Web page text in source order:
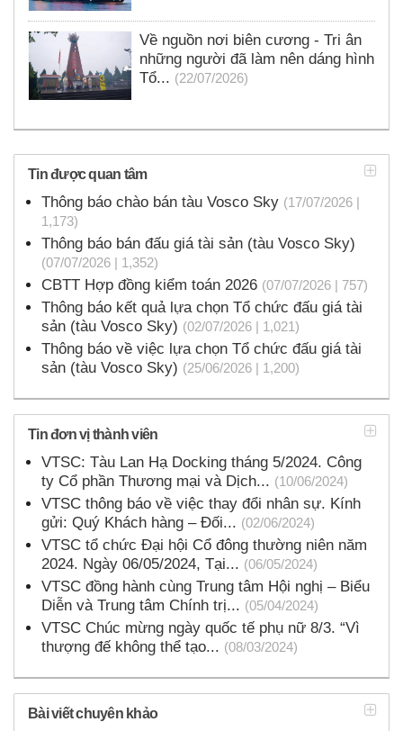
Về nguồn nơi biên cương - Tri ân
những người đã làm nên dáng hình
Tổ... (22/07/2026)
Tin được quan tâm
Thông báo chào bán tàu Vosco Sky (17/07/2026 |
1,173)
Thông báo bán đấu giá tài sản (tàu Vosco Sky)
(07/07/2026 | 1,352)
CBTT Hợp đồng kiểm toán 2026 (07/07/2026 | 757)
Thông báo kết quả lựa chọn Tổ chức đấu giá tài
sản (tàu Vosco Sky) (02/07/2026 | 1,021)
Thông báo về việc lựa chọn Tổ chức đấu giá tài
sản (tàu Vosco Sky) (25/06/2026 | 1,200)
Tin đơn vị thành viên
VTSC: Tàu Lan Hạ Docking tháng 5/2024. Công
ty Cổ phần Thương mại và Dịch... (10/06/2024)
VTSC thông báo về việc thay đổi nhân sự. Kính
gửi: Quý Khách hàng – Đối... (02/06/2024)
VTSC tổ chức Đại hội Cổ đông thường niên năm
2024. Ngày 06/05/2024, Tại... (06/05/2024)
VTSC đồng hành cùng Trung tâm Hội nghị – Biểu
Diễn và Trung tâm Chính trị... (05/04/2024)
VTSC Chúc mừng ngày quốc tế phụ nữ 8/3. “Vì
thượng đế không thể tạo... (08/03/2024)
Bài viết chuyên khảo